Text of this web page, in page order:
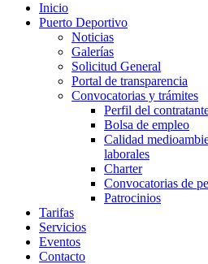
Inicio
Puerto Deportivo
Noticias
Galerías
Solicitud General
Portal de transparencia
Convocatorias y trámites
Perfil del
Bolsa de empleo
Calidad
laborales
Charter
Convocatorias de
Patrocinios
Tarifas
Servicios
Eventos
Contacto